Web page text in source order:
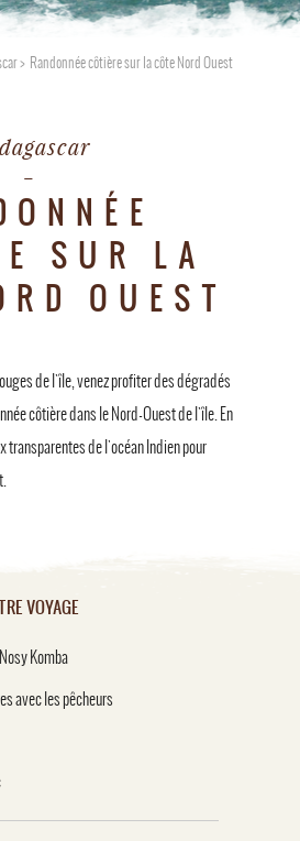
Randonnée côtière sur la côte Nord Ouest
SUR LA
OUEST
de l'île, venez profiter des dégradés
côtière dans le Nord-Ouest de l'île. En
transparentes de l'océan Indien pour
VOYAGE
Komba
avec les pêcheurs